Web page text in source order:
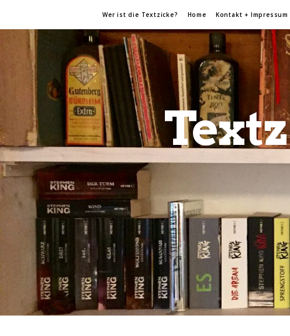
Wer ist die Textzicke? Home Kontakt + Impressum